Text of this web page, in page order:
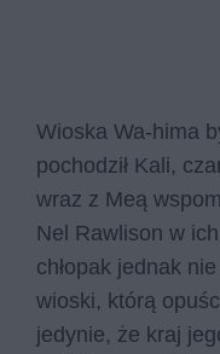
Wioska Wa-hima
pochodził Kali,
wraz z Meą
Nel Rawlison w
chłopak jednak
wioski, którą
jedynie, że kraj